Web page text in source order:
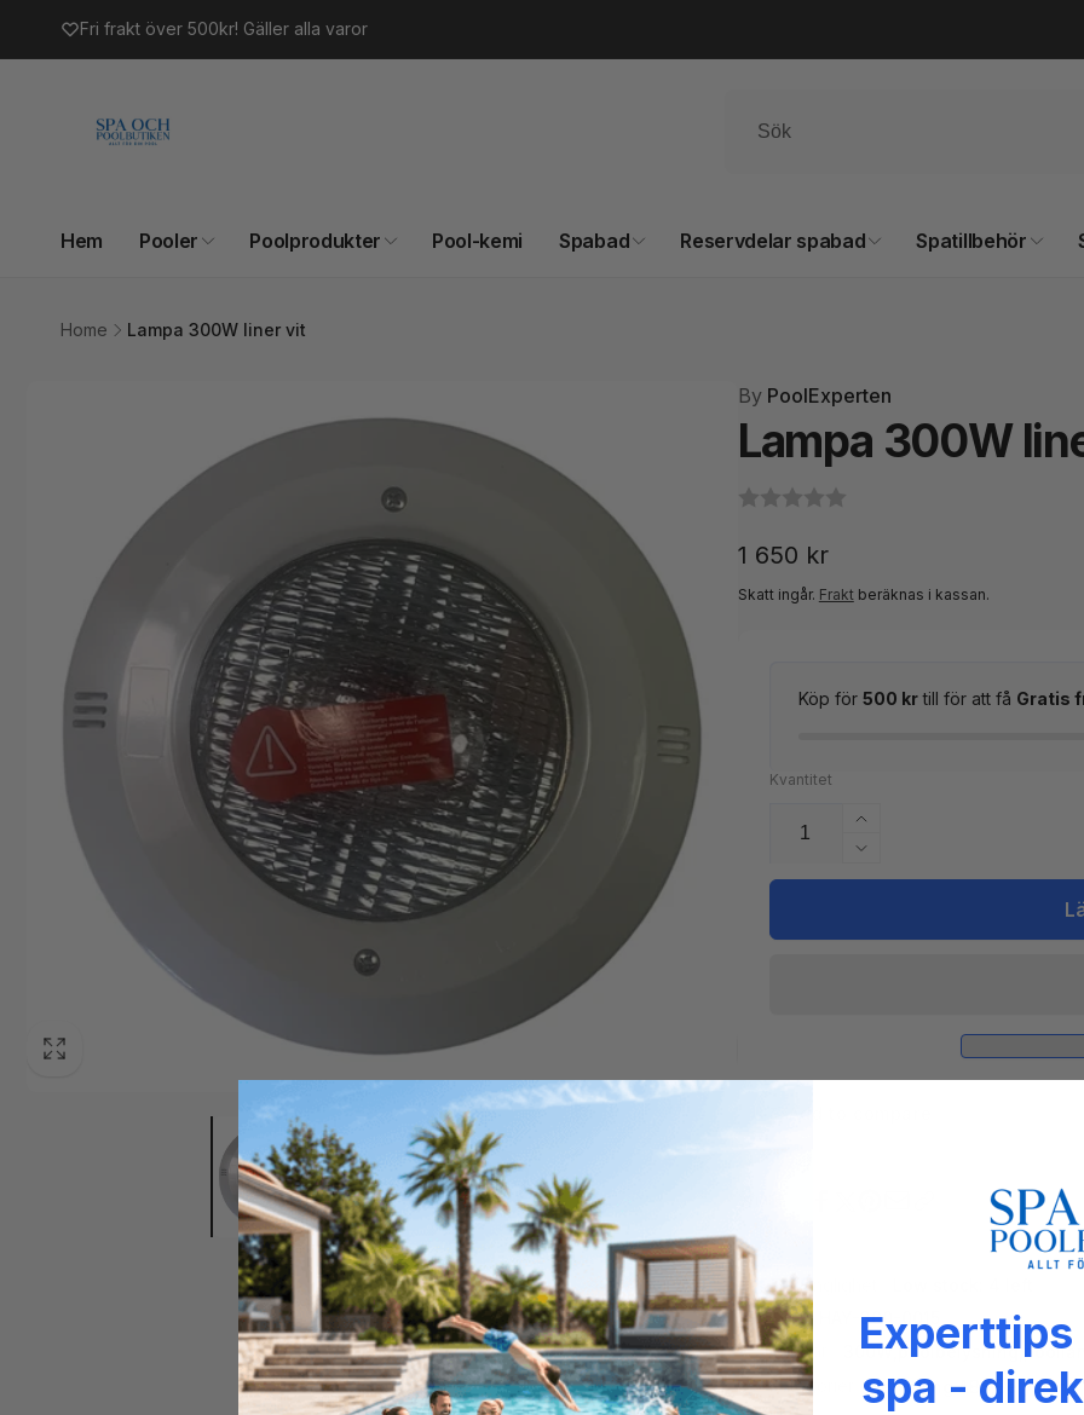
innehåll
Fri frakt över 500kr! Gäller alla varor
Hem Pooler Poolprodukter Pool-kemi Spabad Reservdelar spabad Spatillbehör
Home Lampa 300W liner vit
ByPoolExperten
Lampa 300W
Ordinarie
pris
1 650 kr
Skatt ingår. Fraktberäknas i kassan.
Köp för 500 krtill för att få Gratis
Kvantitet
Öka
kvantitet
för
Minska
kvantitet
Lampa
Tillgänglighet:
SKU:
HAY-300-0015
Taggar:
300W, poolbelysning,
Kategorier:
Belysning ABS,Belysning
spa -